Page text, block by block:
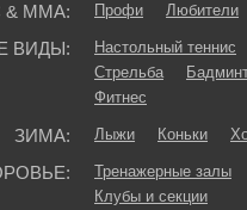
& ММА: Профи Любители
ВИДЫ:
Настольный теннис
Стрельба
Фитнес
ЗИМА: Лыжи Коньки
Тренажерные залы
Клубы и секции